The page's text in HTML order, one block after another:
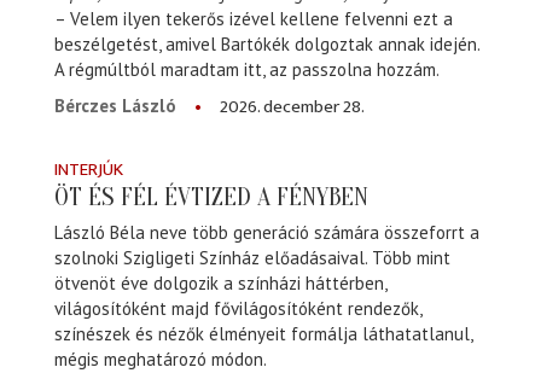
– Velem ilyen tekerős izével kellene felvenni ezt a
beszélgetést, amivel Bartókék dolgoztak annak idején.
A régmúltból maradtam itt, az passzolna hozzám.
Bérczes László
2026. december 28.
INTERJÚK
ÖT ÉS FÉL ÉVTIZED A FÉNYBEN
László Béla neve több generáció számára összeforrt a
szolnoki Szigligeti Színház előadásaival. Több mint
ötvenöt éve dolgozik a színházi háttérben,
világosítóként majd fővilágosítóként rendezők,
színészek és nézők élményeit formálja láthatatlanul,
mégis meghatározó módon.